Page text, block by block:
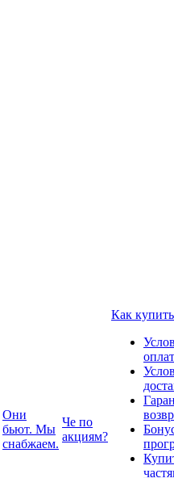
Они
бьют. Мы
снабжаем.
Че по
акциям?
Как купить